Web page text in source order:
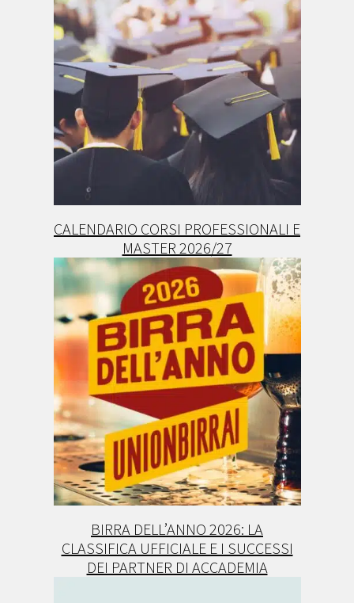
CALENDARIO CORSI PROFESSIONALI E
MASTER 2026/27
BIRRA DELL’ANNO 2026: LA
CLASSIFICA UFFICIALE E I SUCCESSI
DEI PARTNER DI ACCADEMIA